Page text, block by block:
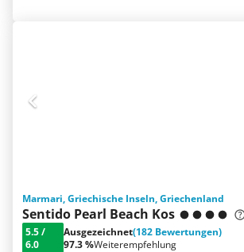
Marmari, Griechische Inseln, Griechenland
Sentido Pearl Beach Kos
5.5/
6.0
Ausgezeichnet(182 Bewertungen)
97.3 %Weiterempfehlung